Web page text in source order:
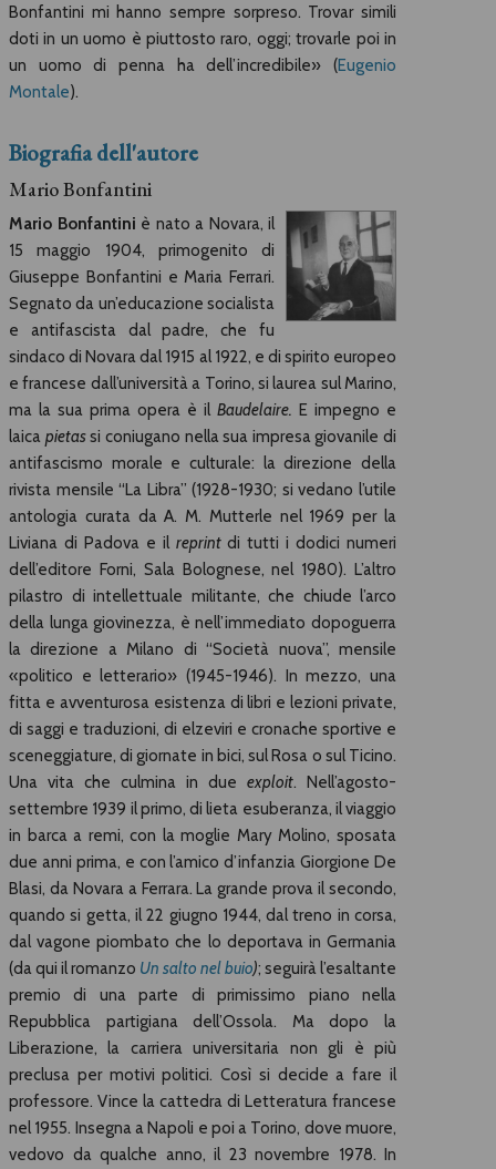
Bonfantini mi hanno sempre sorpreso. Trovar simili
doti in un uomo è piuttosto raro, oggi; trovarle poi in
un uomo di penna ha dell’incredibile» (Eugenio
Montale).
Biografia dell'autore
Mario Bonfantini
Mario Bonfantini è nato a Novara, il
15 maggio 1904, primogenito di
Giuseppe Bonfantini e Maria Ferrari.
Segnato da un’educazione socialista
e antifascista dal padre, che fu
sindaco di Novara dal 1915 al 1922, e di spirito europeo
e francese dall’università a Torino, si laurea sul Marino,
ma la sua prima opera è il Baudelaire. E impegno e
laica pietassi coniugano nella sua impresa giovanile di
antifascismo morale e culturale: la direzione della
rivista mensile “La Libra” (1928-1930; si vedano l’utile
antologia curata da A. M. Mutterle nel 1969 per la
Liviana di Padova e il reprintdi tutti i dodici numeri
dell’editore Forni, Sala Bolognese, nel 1980). L’altro
pilastro di intellettuale militante, che chiude l’arco
della lunga giovinezza, è nell’immediato dopoguerra
la direzione a Milano di “Società nuova”, mensile
«politico e letterario» (1945-1946). In mezzo, una
fitta e avventurosa esistenza di libri e lezioni private,
di saggi e traduzioni, di elzeviri e cronache sportive e
sceneggiature, di giornate in bici, sul Rosa o sul Ticino.
Una vita che culmina in due exploit. Nell’agosto-
settembre 1939 il primo, di lieta esuberanza, il viaggio
in barca a remi, con la moglie Mary Molino, sposata
due anni prima, e con l’amico d’infanzia Giorgione De
Blasi, da Novara a Ferrara. La grande prova il secondo,
quando si getta, il 22 giugno 1944, dal treno in corsa,
dal vagone piombato che lo deportava in Germania
(da qui il romanzo Un salto nel buio); seguirà l’esaltante
premio di una parte di primissimo piano nella
Repubblica partigiana dell’Ossola. Ma dopo la
Liberazione, la carriera universitaria non gli è più
preclusa per motivi politici. Così si decide a fare il
professore. Vince la cattedra di Letteratura francese
nel 1955. Insegna a Napoli e poi a Torino, dove muore,
vedovo da qualche anno, il 23 novembre 1978. In